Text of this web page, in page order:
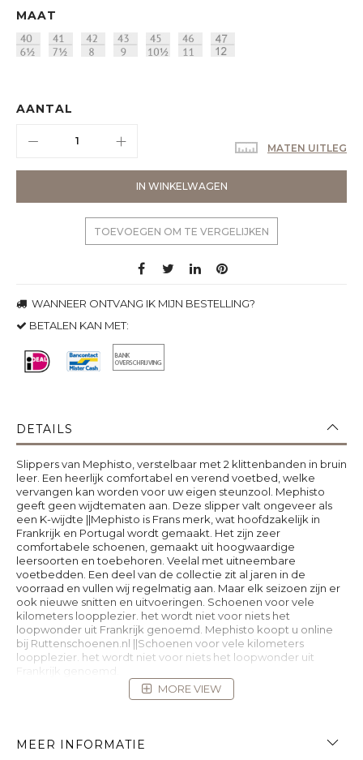
MAAT
AANTAL
IN WINKELWAGEN
MATEN UITLEG
TOEVOEGEN OM TE VERGELIJKEN
WANNEER ONTVANG IK MIJN BESTELLING?
BETALEN KAN MET:
DETAILS
Slippers van Mephisto, verstelbaar met 2 klittenbanden in bruin
leer. Een heerlijk comfortabel en verend voetbed, welke
vervangen kan worden voor uw eigen steunzool. Mephisto
geeft geen wijdtematen aan. Deze slipper valt ongeveer als
een K-wijdte ||Mephisto is Frans merk, wat hoofdzakelijk in
Frankrijk en Portugal wordt gemaakt. Het zijn zeer
comfortabele schoenen, gemaakt uit hoogwaardige
leersoorten en toebehoren. Veelal met uitneembare
voetbedden. Een deel van de collectie zit al jaren in de
voorraad en vullen wij regelmatig aan. Maar elk seizoen zijn er
ook nieuwe snitten en uitvoeringen. Schoenen voor vele
kilometers loopplezier. het wordt niet voor niets het
loopwonder uit Frankrijk genoemd. Mephisto koopt u online
bij Ruttenschoenen.nl ||Schoenen voor vele kilometers
loopplezier. het wordt niet voor niets het loopwonder uit
Frankrijk genoemd.
MORE VIEW
MEER INFORMATIE